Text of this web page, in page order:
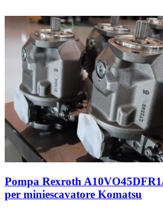
Pompa Rexroth
per miniescavatore Komatsu